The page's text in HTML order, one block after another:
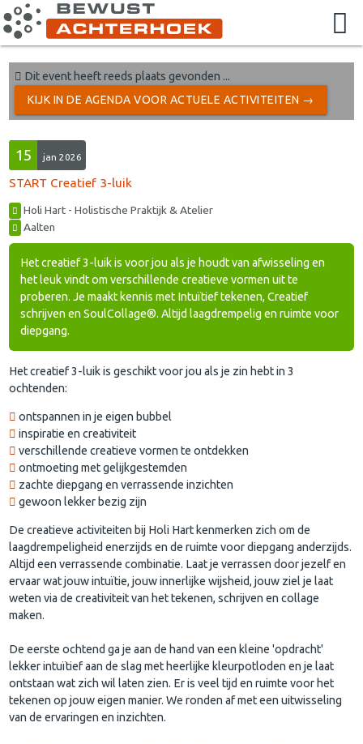
Dit event heeft reeds plaats gevonden ...
KIJK IN DE AGENDA VOOR ACTUELE ACTIVITEITEN →
15 jan 2026
START Creatief 3-luik
Holi Hart - Holistische Praktijk & Atelier
Aalten
Het creatief 3-luik is voor jou als je houdt van afwisseling en
het leuk vindt om verschillende creatieve vormen uit te
proberen. Je maakt kennis met Intuïtief tekenen, Creatief
schrijven en SoulCollage®. Altijd laagdrempelig en ruimte voor
diepgang.
Het creatief 3-luik is geschikt voor jou als je zin hebt in 3
ochtenden:
ontspannen in je eigen bubbel
inspiratie en creativiteit
verschillende creatieve vormen te ontdekken
ontmoeting met gelijkgestemden
zachte diepgang en verrassende inzichten
gewoon lekker bezig zijn
De creatieve activiteiten bij Holi Hart kenmerken zich om de
laagdrempeligheid enerzijds en de ruimte voor diepgang anderzijds.
Altijd een verrassende combinatie. Laat je verrassen door jezelf en
ervaar wat jouw intuïtie, jouw innerlijke wijsheid, jouw ziel je laat
weten via de creativiteit van het tekenen, schrijven en collage
maken.
De eerste ochtend ga je aan de hand van een kleine 'opdracht'
lekker intuïtief aan de slag met heerlijke kleurpotloden en je laat
ontstaan wat zich wil laten zien. Er is veel tijd en ruimte voor het
tekenen op jouw eigen manier. We ronden af met een uitwisseling
van de ervaringen en inzichten.